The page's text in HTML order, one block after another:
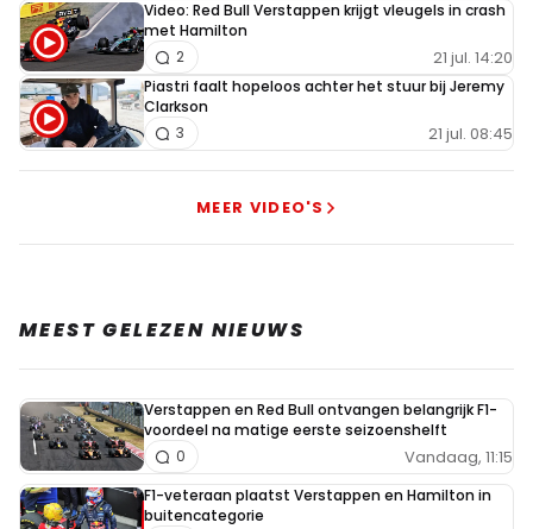
Video: Red Bull Verstappen krijgt vleugels in crash
met Hamilton
21 jul. 14:20
2
Piastri faalt hopeloos achter het stuur bij Jeremy
Clarkson
21 jul. 08:45
3
MEER VIDEO'S
MEEST GELEZEN NIEUWS
Verstappen en Red Bull ontvangen belangrijk F1-
voordeel na matige eerste seizoenshelft
Vandaag, 11:15
0
F1-veteraan plaatst Verstappen en Hamilton in
buitencategorie